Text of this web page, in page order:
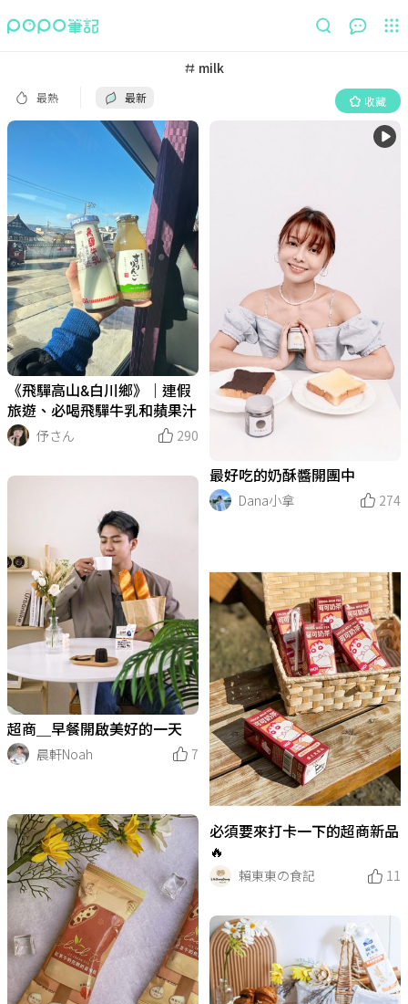
milk
最熱 最新 收藏
收藏
《飛驒高山&白川鄉》｜連假
旅遊、必喝飛驒牛乳和蘋果汁
伃さん
290
最好吃的奶酥醬開團中
Dana小拿
274
超商＿早餐開啟美好的一天
晨軒Noah
7
必須要來打卡一下的超商新品
🔥
賴東東の食記
11